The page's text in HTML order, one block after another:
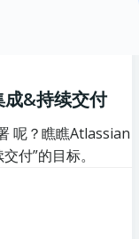
成&持续交付
呢？瞧瞧Atlassian
付”的目标。